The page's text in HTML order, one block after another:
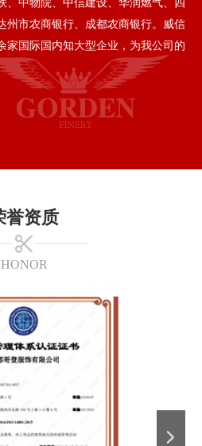
、中物院、中信建设、华润燃气、四
州市农商银行、成都农商银行。威信
家国际国内知大型企业，为我公司的
誉资质
HONOR